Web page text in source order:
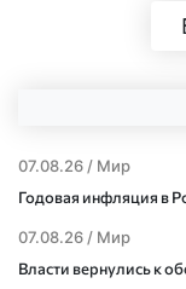
07.08.26 / Мир
Годовая инфляция в
07.08.26 / Мир
Власти вернулись к